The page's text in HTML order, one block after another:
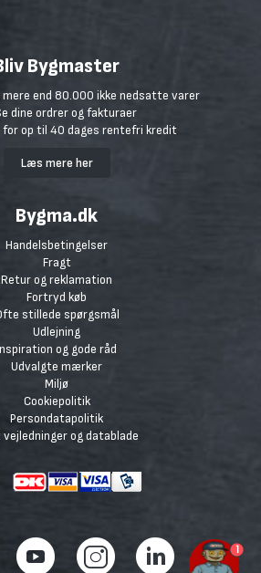
Bygmaster
mere end 80.000 ikke nedsatte varer
dine ordrer og fakturaer
for op til 40 dages rentefri kredit
Læs mere her
Bygma.dk
Handelsbetingelser
Fragt
Retur og reklamation
Fortryd køb
stillede spørgsmål
Udlejning
og gode råd
Udvalgte mærker
Miljø
Cookiepolitik
Persondatapolitik
vejledninger og datablade
1